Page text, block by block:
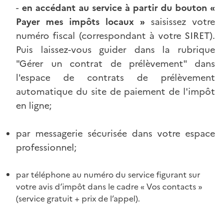
- en accédant au service à partir du bouton «
Payer mes impôts locaux » saisissez votre
numéro fiscal (correspondant à votre SIRET).
Puis laissez-vous guider dans la rubrique
"Gérer un contrat de prélèvement" dans
l'espace de contrats de prélèvement
automatique du site de paiement de l'impôt
en ligne;
par messagerie sécurisée dans votre espace
professionnel;
par téléphone au numéro du service figurant sur
votre avis d’impôt dans le cadre « Vos contacts »
(service gratuit + prix de l’appel).